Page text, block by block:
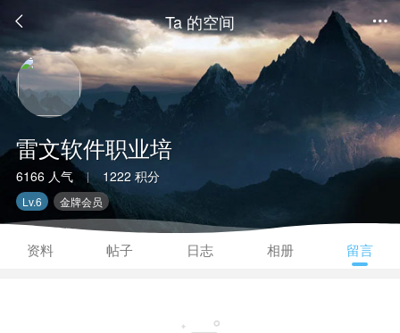
 Ta 的空间 
雷文软件职业培
6166 人气 | 1222 积分
Lv.6 金牌会员
资料 帖子 日志 相册 留言